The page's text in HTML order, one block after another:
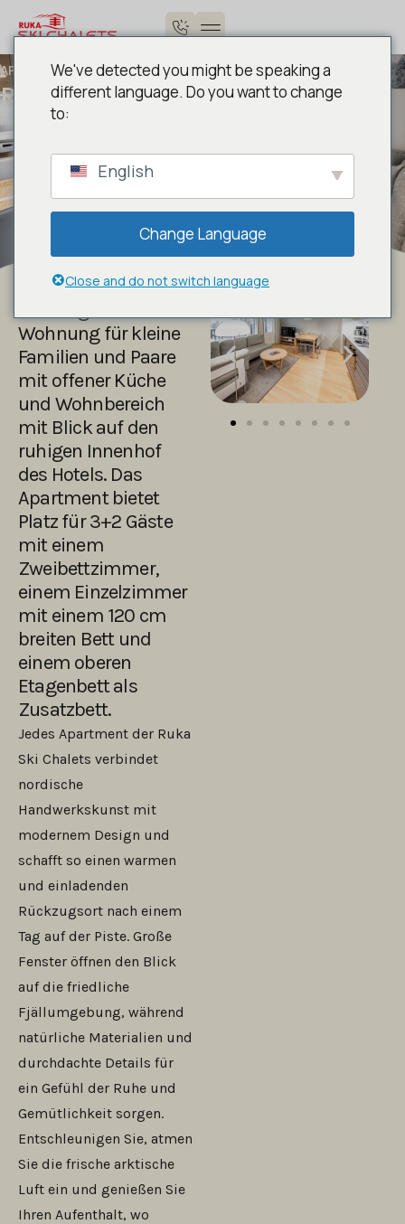
APARTMENTS
Ruka Ski Chalet 46 m²
Für 3 + 2 Gäste
Wohnung für kleine
Familien und Paare
mit offener Küche
und Wohnbereich
mit Blick auf den
ruhigen Innenhof
des Hotels. Das
Apartment bietet
Platz für 3+2 Gäste
mit einem
Zweibettzimmer,
einem Einzelzimmer
mit einem 120 cm
breiten Bett und
einem oberen
Etagenbett als
Zusatzbett.
Jedes Apartment der Ruka
Ski Chalets verbindet
nordische
Handwerkskunst mit
modernem Design und
schafft so einen warmen
und einladenden
Rückzugsort nach einem
Tag auf der Piste. Große
Fenster öffnen den Blick
auf die friedliche
Fjällumgebung, während
natürliche Materialien und
durchdachte Details für
ein Gefühl der Ruhe und
Gemütlichkeit sorgen.
Entschleunigen Sie, atmen
Sie die frische arktische
Luft ein und genießen Sie
Ihren Aufenthalt, wo
We've detected you might be speaking a
different language. Do you want to change
to:
English
Change Language
Close and do not switch language